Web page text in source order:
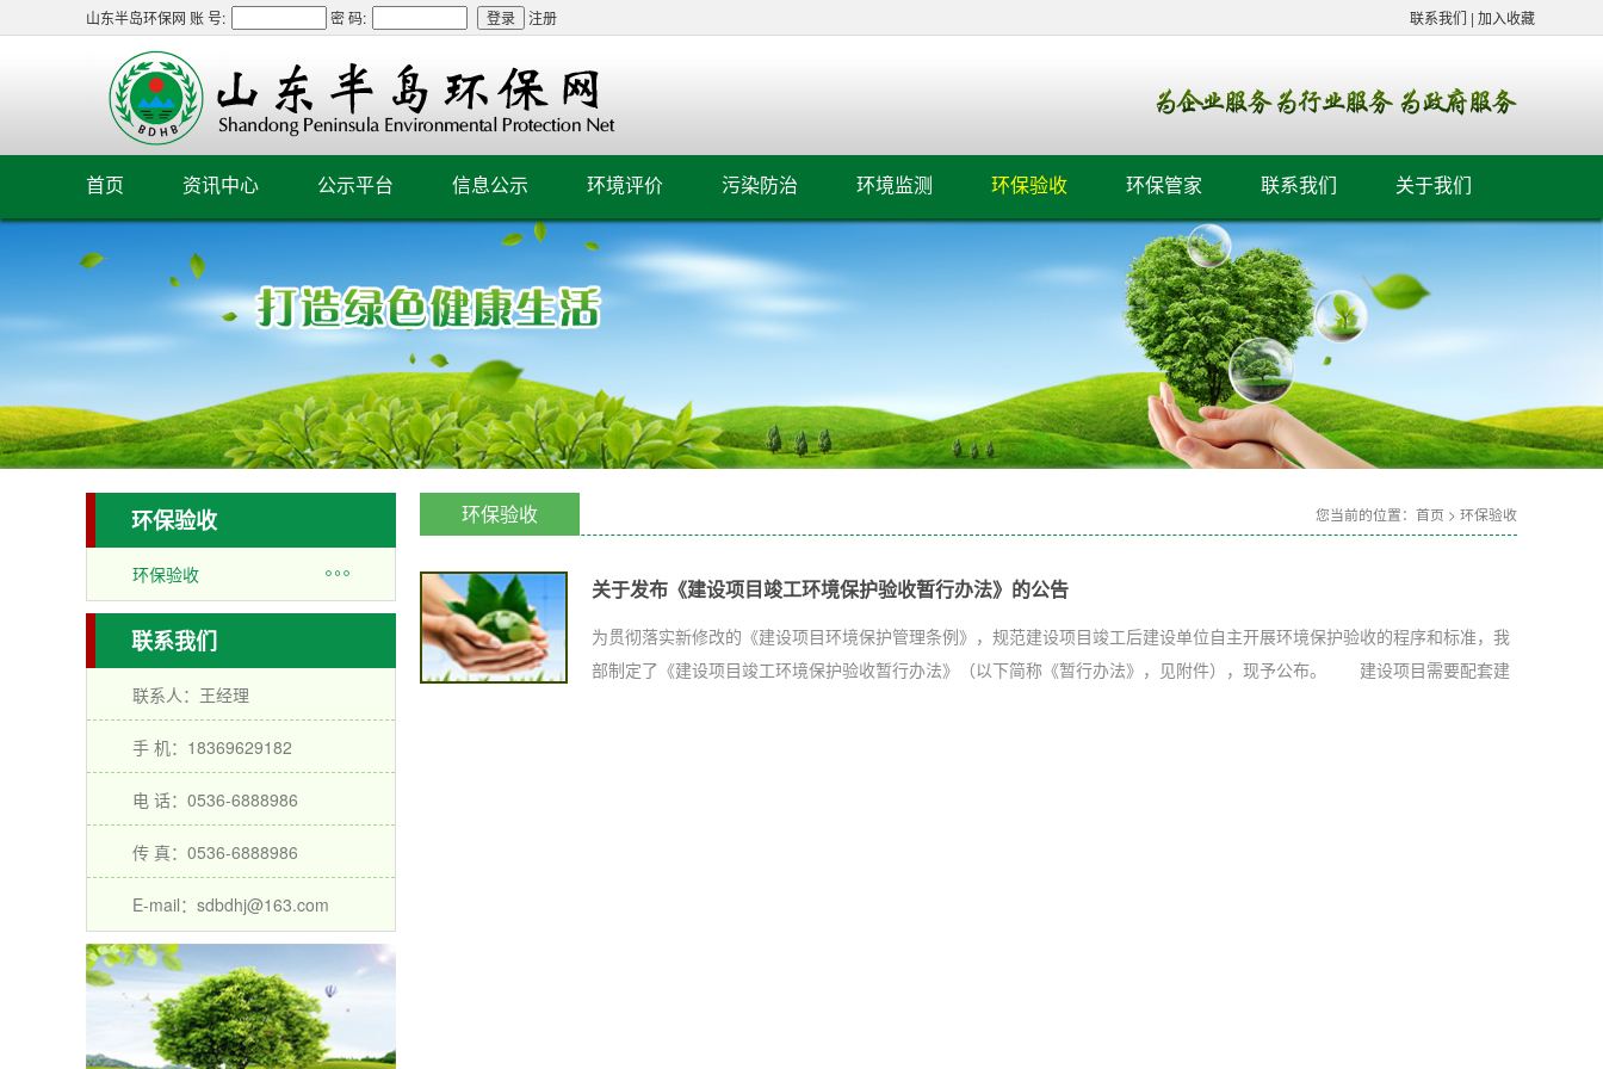
山东半岛环保网 账 号: 密 码: 注册 联系我们 | 加入收藏
首页 资讯中心 公示平台 信息公示 环境评价 污染防治 环境监测 环保验收 环保管家 联系我们 关于我们
环保验收
环保验收
联系我们
联系人：王经理
手 机：18369629182
电 话：0536-6888986
传 真：0536-6888986
E-mail：sdbdhj@163.com
环保验收 您当前的位置： 首页 > 环保验收
关于发布《建设项目竣工环境保护验收暂行办法》的公告
为贯彻落实新修改的《建设项目环境保护管理条例》，规范建设项目竣工后建设单位自主开展环境保护验收的程序和标准，我
部制定了《建设项目竣工环境保护验收暂行办法》（以下简称《暂行办法》，见附件），现予公布。 建设项目需要配套建